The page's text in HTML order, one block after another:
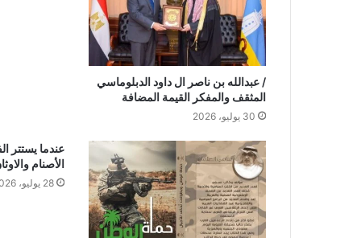
/ عبدالله بن ناصر ال داود الدبلوماسي
المثقف والمفكر القيمة المضافة
30 يوليو، 2026
عندما يستتر
الأصنام
28 يوليو، 2026